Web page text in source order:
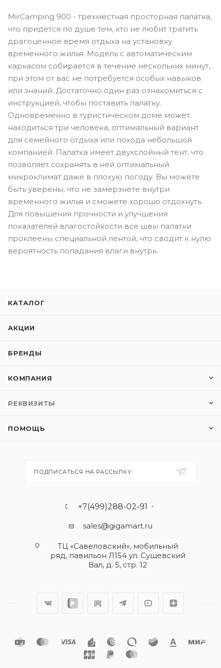
MirCamping 900 - трехместная просторная палатка,
что придется по душе тем, кто не любит тратить
драгоценное время отдыха на установку
временного жилья. Модель с автоматическим
каркасом собирается в течение нескольких минут,
при этом от вас не потребуется особых навыков
или знаний. Достаточно один раз ознакомиться с
инструкцией, чтобы поставить палатку.
Одновременно в туристическом доме может
находиться три человека, оптимальный вариант
для семейного отдыха или похода небольшой
компанией. Палатка имеет двухслойный тент, что
позволяет сохранять в ней оптимальный
микроклимат даже в плохую погоду. Вы можете
быть уверены, что не замерзнете внутри
временного жилья и сможете хорошо отдохнуть.
Для повышения прочности и улучшения
показателей влагостойкости все швы палатки
проклеены специальной лентой, что сводит к нулю
вероятность попадания влаги внутрь.
КАТАЛОГ
АКЦИИ
БРЕНДЫ
КОМПАНИЯ
РЕКВИЗИТЫ
ПОМОЩЬ
ПОДПИСАТЬСЯ НА РАССЫЛКУ
+7(499)288-02-91
sales@gigamart.ru
ТЦ «Савеловский», мобильный
ряд, павильон Л154 ул. Сущевский
Вал, д. 5, стр. 12